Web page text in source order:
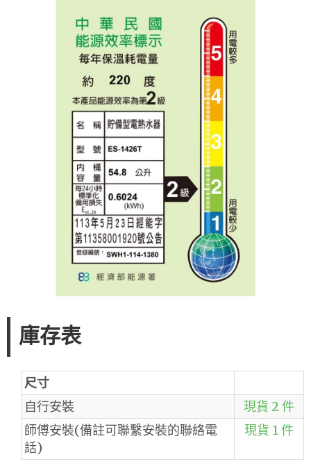
庫存表
尺寸
自行安裝
現貨 2 件
師傅安裝(備註可聯繫安裝的聯絡電
話)
現貨 1 件